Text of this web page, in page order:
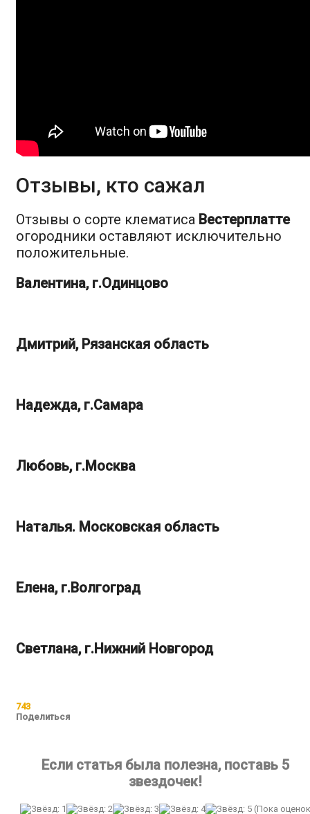
Отзывы, кто сажал
Отзывы о сорте клематиса Вестерплатте
огородники оставляют исключительно
положительные.
Валентина, г.Одинцово
Дмитрий, Рязанская область
Надежда, г.Самара
Любовь, г.Москва
Наталья. Московская область
Елена, г.Волгоград
Светлана, г.Нижний Новгород
743
Поделиться
Если статья была полезна, поставь 5
звездочек!
(Пока оценок